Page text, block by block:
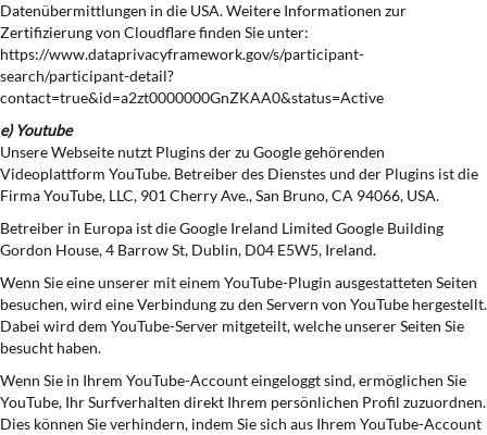
Datenübermittlungen in die USA. Weitere Informationen zur
Zertifizierung von Cloudflare finden Sie unter:
https://www.dataprivacyframework.gov/s/participant-
search/participant-detail?
contact=true&id=a2zt0000000GnZKAA0&status=Active
e) Youtube
Unsere Webseite nutzt Plugins der zu Google gehörenden
Videoplattform YouTube. Betreiber des Dienstes und der Plugins ist die
Firma YouTube, LLC, 901 Cherry Ave., San Bruno, CA 94066, USA.
Betreiber in Europa ist die Google Ireland Limited Google Building
Gordon House, 4 Barrow St, Dublin, D04 E5W5, Ireland.
Wenn Sie eine unserer mit einem YouTube-Plugin ausgestatteten Seiten
besuchen, wird eine Verbindung zu den Servern von YouTube hergestellt.
Dabei wird dem YouTube-Server mitgeteilt, welche unserer Seiten Sie
besucht haben.
Wenn Sie in Ihrem YouTube-Account eingeloggt sind, ermöglichen Sie
YouTube, Ihr Surfverhalten direkt Ihrem persönlichen Profil zuzuordnen.
Dies können Sie verhindern, indem Sie sich aus Ihrem YouTube-Account